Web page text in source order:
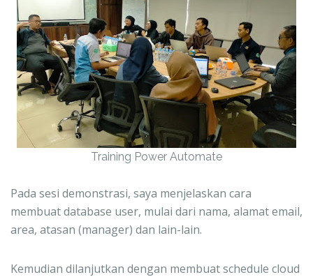
Training Power Automate
Pada sesi demonstrasi, saya menjelaskan cara
membuat database user, mulai dari nama, alamat email,
area, atasan (manager) dan lain-lain.
Kemudian dilanjutkan dengan membuat schedule cloud